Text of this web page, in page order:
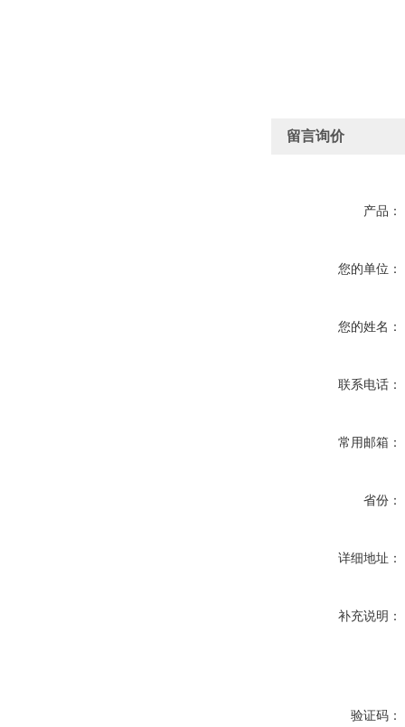
留言询价
产品：
您的单位：
您的姓名：
联系电话：
常用邮箱：
省份：
详细地址：
补充说明：
验证码：